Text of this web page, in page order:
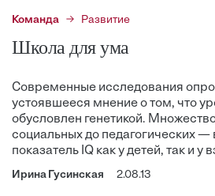
Команда Развитие
Школа для ума
Современные исследования
устоявшееся мнение о том, что
обусловлен генетикой.
социальных до педагогических —
показатель IQ как у детей, так и у
Ирина Гусинская 2.08.13